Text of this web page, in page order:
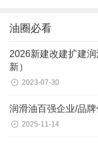
油圈必看
2026新建改建扩建
新）
2023-07-30
润滑油百强企业/品
2025-11-14